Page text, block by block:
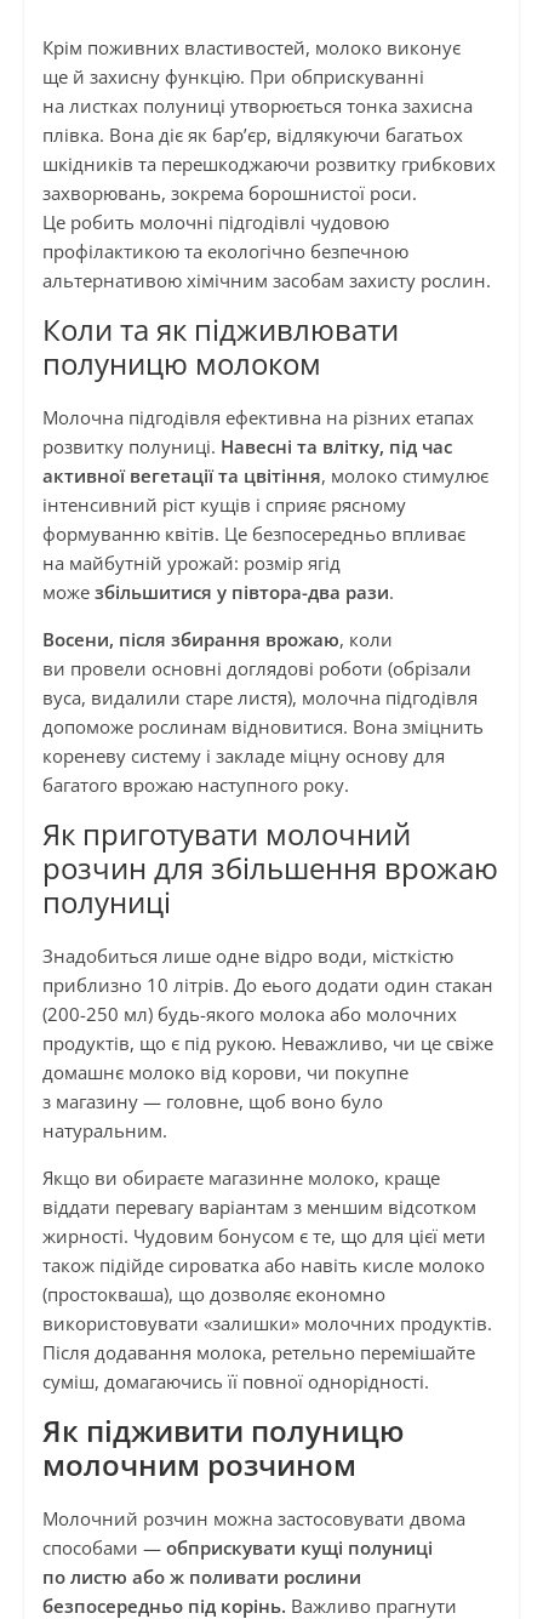
Крім поживних властивостей, молоко виконує
ще й захисну функцію. При обприскуванні
на листках полуниці утворюється тонка захисна
плівка. Вона діє як бар’єр, відлякуючи багатьох
шкідників та перешкоджаючи розвитку грибкових
захворювань, зокрема борошнистої роси.
Це робить молочні підгодівлі чудовою
профілактикою та екологічно безпечною
альтернативою хімічним засобам захисту рослин.
Коли та як підживлювати
полуницю молоком
Молочна підгодівля ефективна на різних етапах
розвитку полуниці. Навесні та влітку, під час
активної вегетації та цвітіння, молоко стимулює
інтенсивний ріст кущів і сприяє рясному
формуванню квітів. Це безпосередньо впливає
на майбутній урожай: розмір ягід
може збільшитися у півтора-два рази.
Восени, після збирання врожаю, коли
ви провели основні доглядові роботи (обрізали
вуса, видалили старе листя), молочна підгодівля
допоможе рослинам відновитися. Вона зміцнить
кореневу систему і закладе міцну основу для
багатого врожаю наступного року.
Як приготувати молочний
розчин для збільшення врожаю
полуниці
Знадобиться лише одне відро води, місткістю
приблизно 10 літрів. До еього додати один стакан
(200-250 мл) будь-якого молока або молочних
продуктів, що є під рукою. Неважливо, чи це свіже
домашнє молоко від корови, чи покупне
з магазину — головне, щоб воно було
натуральним.
Якщо ви обираєте магазинне молоко, краще
віддати перевагу варіантам з меншим відсотком
жирності. Чудовим бонусом є те, що для цієї мети
також підійде сироватка або навіть кисле молоко
(простокваша), що дозволяє економно
використовувати «залишки» молочних продуктів.
Після додавання молока, ретельно перемішайте
суміш, домагаючись її повної однорідності.
Як підживити полуницю
молочним розчином
Молочний розчин можна застосовувати двома
способами — обприскувати кущі полуниці
по листю або ж поливати рослини
безпосередньо під корінь. Важливо прагнути